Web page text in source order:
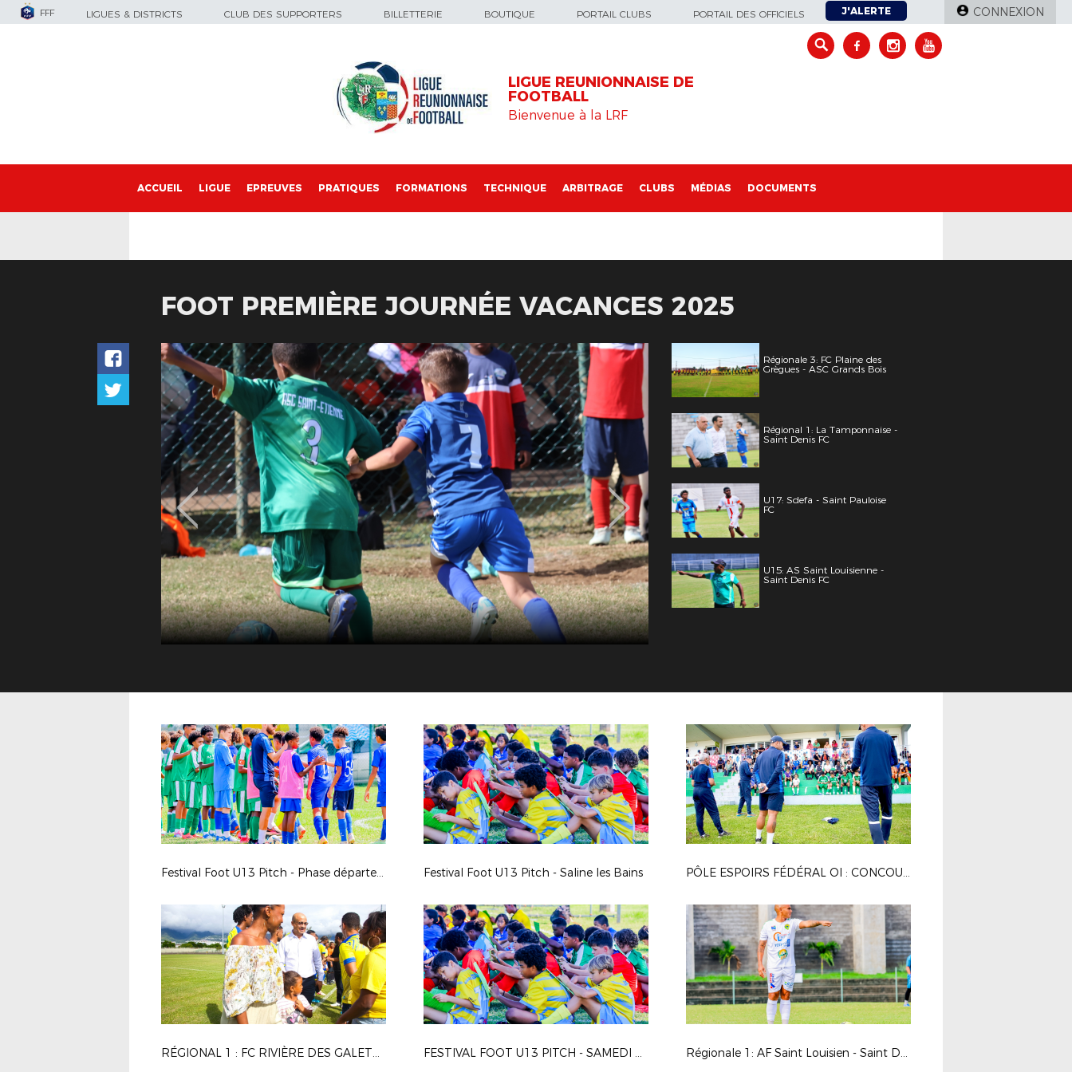
FFF LIGUES & DISTRICTS CLUB DES SUPPORTERS BILLETTERIE BOUTIQUE PORTAIL CLUBS PORTAIL DES OFFICIELS J'ALERTE CONNEXION
LIGUE REUNIONNAISE DE
FOOTBALL
Bienvenue à la LRF
ACCUEIL LIGUE EPREUVES PRATIQUES FORMATIONS TECHNIQUE ARBITRAGE CLUBS MÉDIAS DOCUMENTS
FOOT PREMIÈRE JOURNÉE VACANCES 2025
Régionale 3: FC Plaine des
Grègues - ASC Grands Bois
Régional 1: La Tamponnaise -
Saint Denis FC
U17: Sdefa - Saint Pauloise
FC
U15: AS Saint Louisienne -
Saint Denis FC
Festival Foot U13 Pitch - Phase départementale Garçons Festival Foot U13 Pitch - Saline les Bains PÔLE ESPOIRS FÉDÉRAL OI : CONCOURS D'ENTRÉE - AVRIL 2025
RÉGIONAL 1 : FC RIVIÈRE DES GALETS - JS SAINT-PIERROISE (J1/2025) FESTIVAL FOOT U13 PITCH - SAMEDI 5 AVRIL 2025 Régionale 1: AF Saint Louisien - Saint Denis FC